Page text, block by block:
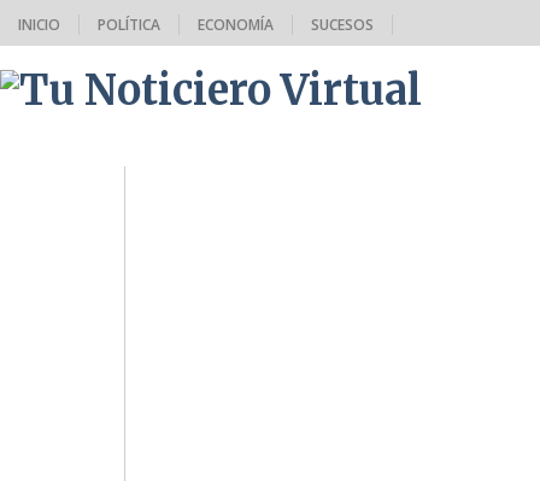
INICIO POLÍTICA ECONOMÍA SUCESOS